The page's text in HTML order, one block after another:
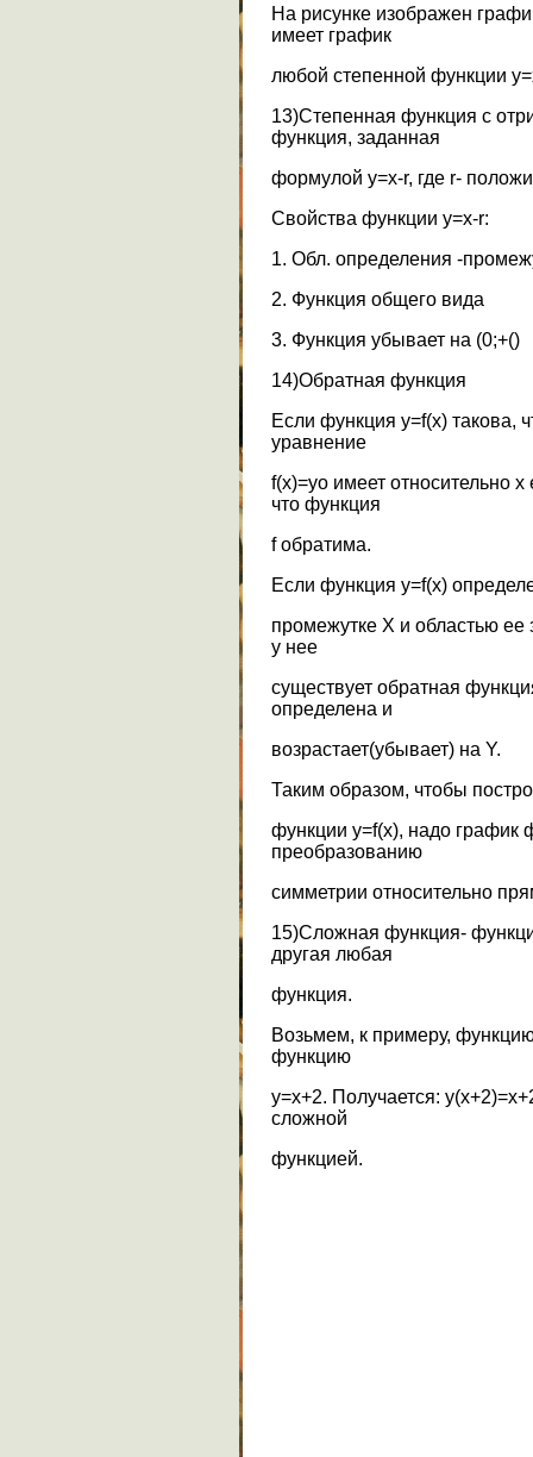
На рисунке изображен
имеет график
любой степенной функции
13)Степенная функция с
функция, заданная
формулой y=x-r, где r-
Свойства функции y=x-r:
1. Обл. определения -
2. Функция общего вида
3. Функция убывает на (0;+()
14)Обратная функция
Если функция y=f(x) такова,
уравнение
f(x)=yo имеет относительно
что функция
f обратима.
Если функция y=f(x)
промежутке Х и областью ее
у нее
существует обратная
определена и
возрастает(убывает) на Y.
Таким образом, чтобы
функции y=f(x), надо график
преобразованию
симметрии относительно
15)Сложная функция-
другая любая
функция.
Возьмем, к примеру,
функцию
y=x+2. Получается:
сложной
функцией.